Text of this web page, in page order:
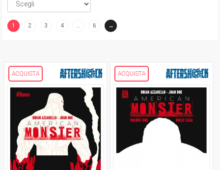
1
2 3 4 … 6 →
ACQUISTA ACQUISTA